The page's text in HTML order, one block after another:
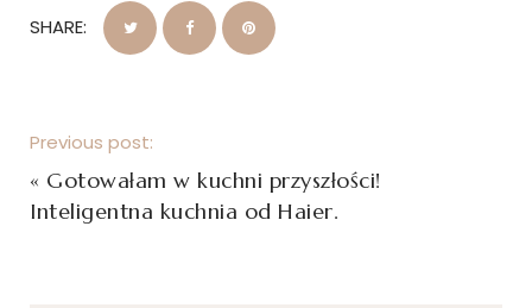
SHARE:
Previous post:
« Gotowałam w kuchni przyszłości!
Inteligentna kuchnia od Haier.